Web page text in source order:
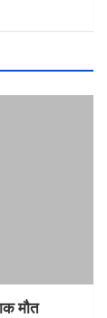
मौत